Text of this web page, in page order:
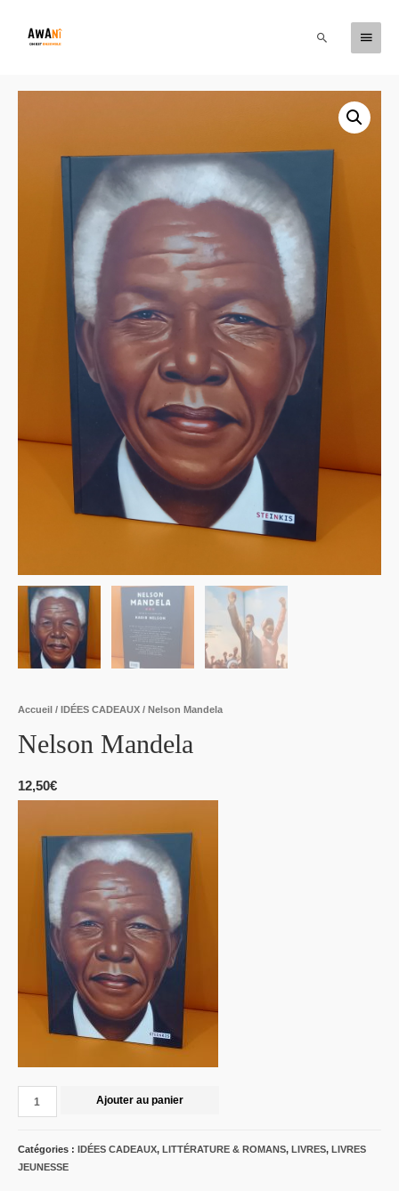
Accueil / IDÉES CADEAUX / Nelson Mandela
Nelson Mandela
12,50€
Ajouter au panier
Catégories : IDÉES CADEAUX, LITTÉRATURE & ROMANS, LIVRES, LIVRES
JEUNESSE